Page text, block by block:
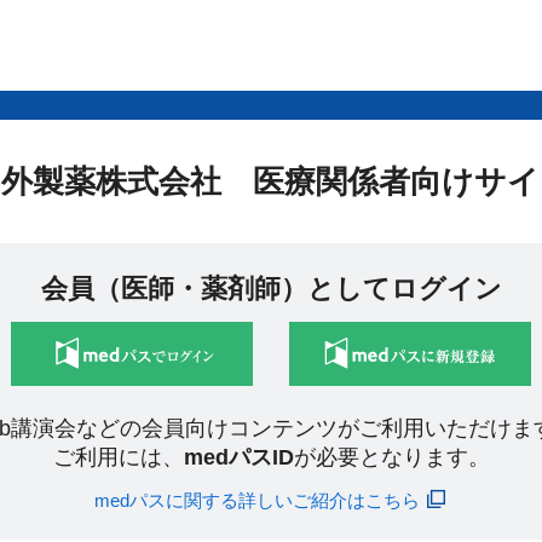
製薬株式会社 医療関係者向けサ
会員（医師・薬剤師）としてログイン
講演会などの会員向けコンテンツがご利用いただけま
ご利用には、 medパスIDが必要となります。
medパスに関する詳しいご紹介はこちら